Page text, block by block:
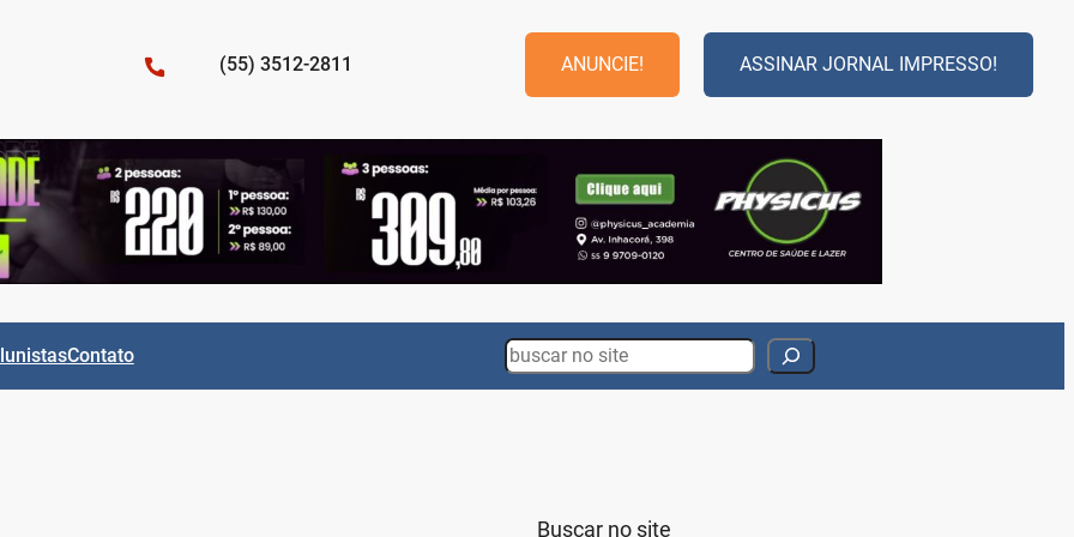
(55) 3512-2811 ANUNCIE! ASSINAR JORNAL IMPRESSO!
Contato Search
Buscar no site